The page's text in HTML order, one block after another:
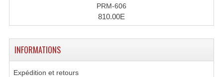
Electronique Commande Light
Blocs De Puissance
PRM-606
810.00E
INFORMATIONS
Expédition et retours